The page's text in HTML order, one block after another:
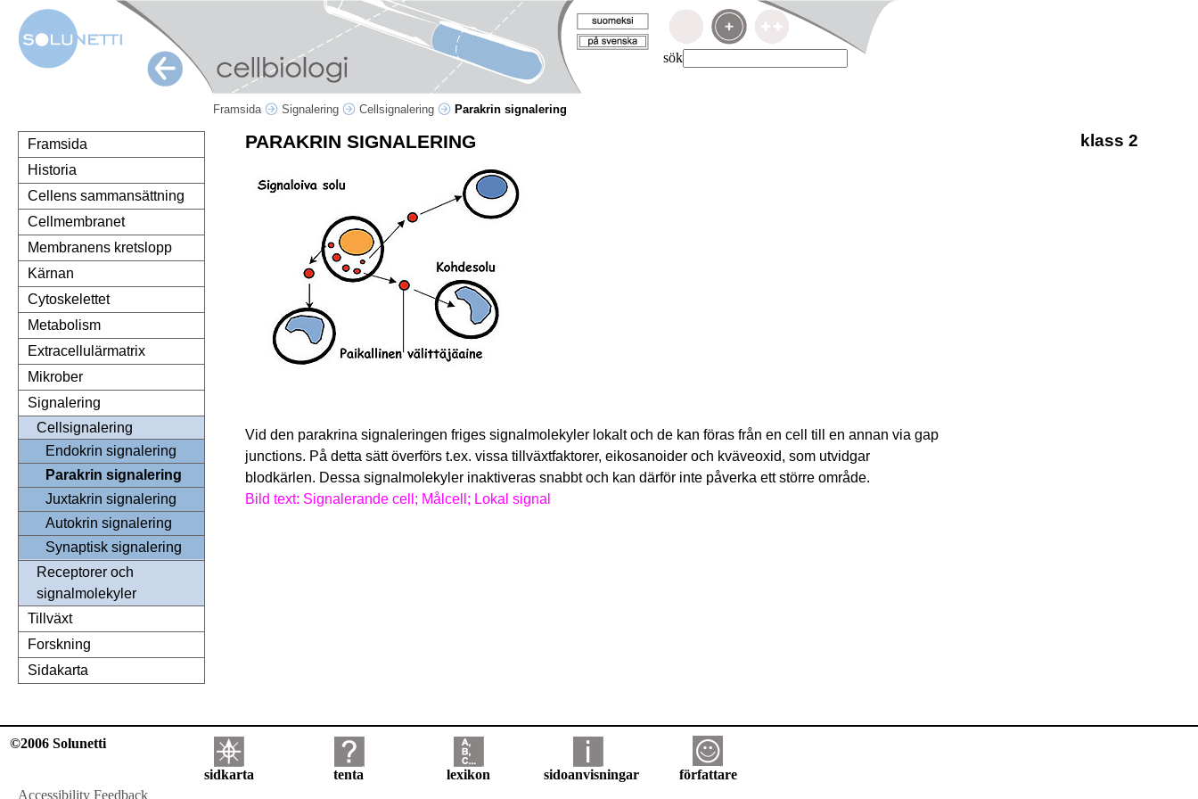
sök
Framsida Signalering Cellsignalering Parakrin signalering
Framsida
Historia
Cellens sammansättning
Cellmembranet
Membranens kretslopp
Kärnan
Cytoskelettet
Metabolism
Extracellulärmatrix
Mikrober
Signalering
Cellsignalering
Endokrin signalering
Parakrin signalering
Juxtakrin signalering
Autokrin signalering
Synaptisk signalering
Receptorer och
signalmolekyler
Tillväxt
Forskning
Sidakarta
klass 2
PARAKRIN SIGNALERING
Vid den parakrina signaleringen friges signalmolekyler lokalt och de kan föras från en cell till en annan via gap
junctions. På detta sätt överförs t.ex. vissa tillväxtfaktorer, eikosanoider och kväveoxid, som utvidgar
blodkärlen. Dessa signalmolekyler inaktiveras snabbt och kan därför inte påverka ett större område.
Bild text: Signalerande cell; Målcell; Lokal signal
©2006 Solunetti
sidkarta tenta lexikon sidoanvisningar
författare
Accessibility Feedback